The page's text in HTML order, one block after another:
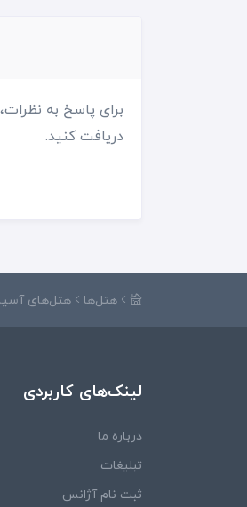
برای پاسخ به
دریافت کنید.
هتل‌ها هتل‌های آسیا
لینک‌های کاربردی
درباره ما
تبلیغات
ثبت نام آژانس